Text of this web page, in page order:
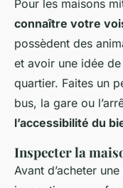
Pour les maisons
connaître votre
possèdent des
et avoir une idée
quartier. Faites un
bus, la gare ou
l’accessibilité du
Inspecter la
Avant d’acheter